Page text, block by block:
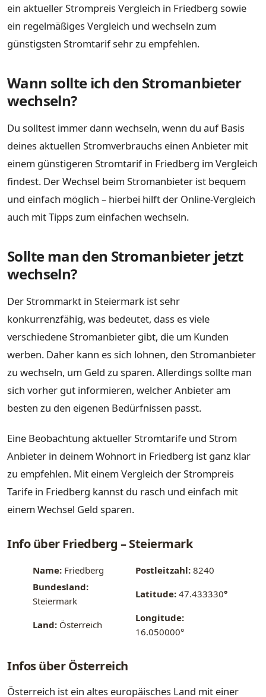
ein aktueller Strompreis Vergleich in Friedberg sowie
ein regelmäßiges Vergleich und wechseln zum
günstigsten Stromtarif sehr zu empfehlen.
Wann sollte ich den Stromanbieter
wechseln?
Du solltest immer dann wechseln, wenn du auf Basis
deines aktuellen Stromverbrauchs einen Anbieter mit
einem günstigeren Stromtarif in Friedberg im Vergleich
findest. Der Wechsel beim Stromanbieter ist bequem
und einfach möglich – hierbei hilft der Online-Vergleich
auch mit Tipps zum einfachen wechseln.
Sollte man den Stromanbieter jetzt
wechseln?
Der Strommarkt in Steiermark ist sehr
konkurrenzfähig, was bedeutet, dass es viele
verschiedene Stromanbieter gibt, die um Kunden
werben. Daher kann es sich lohnen, den Stromanbieter
zu wechseln, um Geld zu sparen. Allerdings sollte man
sich vorher gut informieren, welcher Anbieter am
besten zu den eigenen Bedürfnissen passt.
Eine Beobachtung aktueller Stromtarife und Strom
Anbieter in deinem Wohnort in Friedberg ist ganz klar
zu empfehlen. Mit einem Vergleich der Strompreis
Tarife in Friedberg kannst du rasch und einfach mit
einem Wechsel Geld sparen.
Info über Friedberg – Steiermark
Name: Friedberg Postleitzahl: 8240
Bundesland:
Steiermark
Latitude: 47.433330°
Land: Österreich
Longitude:
16.050000°
Infos über Österreich
Österreich ist ein altes europäisches Land mit einer